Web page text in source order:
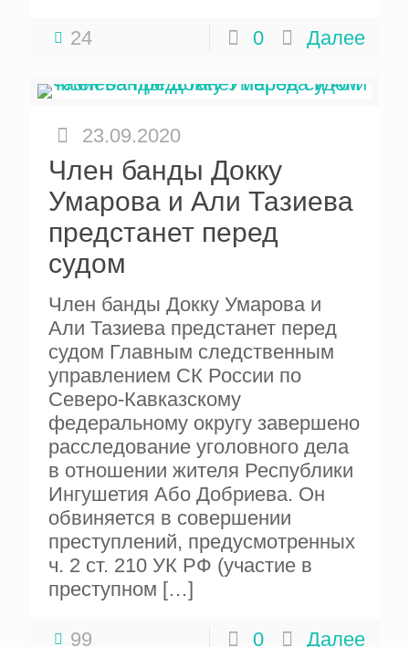
24 0 Далее
23.09.2020
Член банды Докку
Умарова и Али Тазиева
предстанет перед
судом
Член банды Докку Умарова и
Али Тазиева предстанет перед
судом Главным следственным
управлением СК России по
Северо-Кавказскому
федеральному округу завершено
расследование уголовного дела
в отношении жителя Республики
Ингушетия Або Добриева. Он
обвиняется в совершении
преступлений, предусмотренных
ч. 2 ст. 210 УК РФ (участие в
преступном […]
99 0 Далее